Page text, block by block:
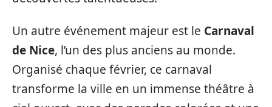
Un autre événement majeur est le Carnaval
de Nice, l’un des plus anciens au monde.
Organisé chaque février, ce carnaval
transforme la ville en un immense théâtre à